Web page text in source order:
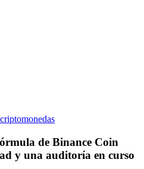
de Binance Coin
y una auditoría en curso